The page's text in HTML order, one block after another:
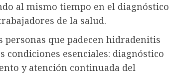
al mismo tiempo en el diagnóstico
de la salud.
personas que padecen hidradenitis
condiciones esenciales: diagnóstico
y atención continuada del